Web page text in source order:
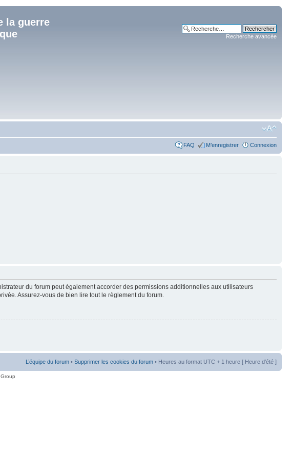
la guerre
Recherche avancée
FAQ M’enregistrer Connexion
du forum peut également accorder des permissions additionnelles aux utilisateurs
Assurez-vous de bien lire tout le règlement du forum.
L’équipe du forum • Supprimer les cookies du forum • Heures au format UTC + 1 heure [ Heure d’été ]